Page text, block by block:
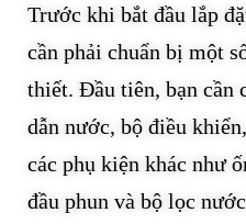
Trước khi bắt đầu lắp
cần phải chuẩn bị một
thiết. Đầu tiên, bạn cần
dẫn nước, bộ điều
các phụ kiện khác như
đầu phun và bộ lọc